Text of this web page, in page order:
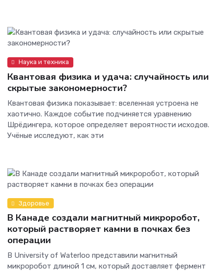
Наука и техника
Квантовая физика и удача: случайность или
скрытые закономерности?
Квантовая физика показывает: вселенная устроена не
хаотично. Каждое событие подчиняется уравнению
Шрёдингера, которое определяет вероятности исходов.
Учёные исследуют, как эти
Здоровье
В Канаде создали магнитный микроробот,
который растворяет камни в почках без
операции
В University of Waterloo представили магнитный
микроробот длиной 1 см, который доставляет фермент